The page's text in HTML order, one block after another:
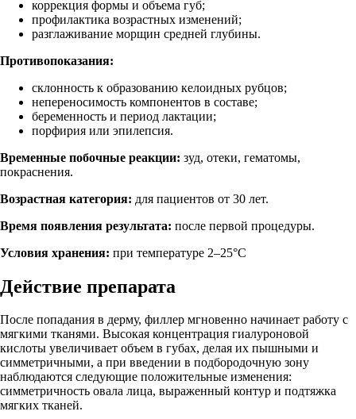
коррекция формы и объема губ;
профилактика возрастных изменений;
разглаживание морщин средней глубины.
Противопоказания:
склонность к образованию келоидных рубцов;
непереносимость компонентов в составе;
беременность и период лактации;
порфирия или эпилепсия.
Временные побочные реакции: зуд, отеки, гематомы,
покраснения.
Возрастная категория: для пациентов от 30 лет.
Время появления результата: после первой процедуры.
Условия хранения: при температуре 2–25°С
Действие препарата
После попадания в дерму, филлер мгновенно начинает работу с
мягкими тканями. Высокая концентрация гиалуроновой
кислоты увеличивает объем в губах, делая их пышными и
симметричными, а при введении в подбородочную зону
наблюдаются следующие положительные изменения:
симметричность овала лица, выраженный контур и подтяжка
мягких тканей.